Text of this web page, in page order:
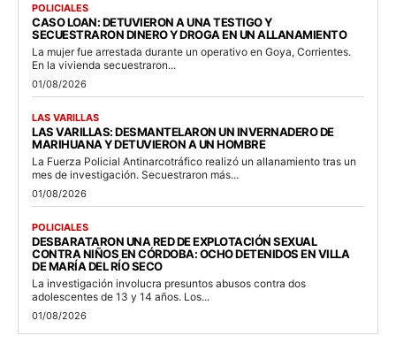
POLICIALES
CASO LOAN: DETUVIERON A UNA TESTIGO Y
SECUESTRARON DINERO Y DROGA EN UN ALLANAMIENTO
La mujer fue arrestada durante un operativo en Goya, Corrientes.
En la vivienda secuestraron...
01/08/2026
LAS VARILLAS
LAS VARILLAS: DESMANTELARON UN INVERNADERO DE
MARIHUANA Y DETUVIERON A UN HOMBRE
La Fuerza Policial Antinarcotráfico realizó un allanamiento tras un
mes de investigación. Secuestraron más...
01/08/2026
POLICIALES
DESBARATARON UNA RED DE EXPLOTACIÓN SEXUAL
CONTRA NIÑOS EN CÓRDOBA: OCHO DETENIDOS EN VILLA
DE MARÍA DEL RÍO SECO
La investigación involucra presuntos abusos contra dos
adolescentes de 13 y 14 años. Los...
01/08/2026